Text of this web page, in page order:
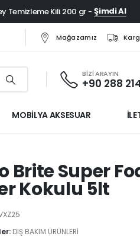
Temizleme Kili 200 gr - Şimdi Al
Mağazamız
BİZİ ARAYIN
+90 288
MOBİLYA AKSESUAR
Brite Super
Kokulu 5lt
DIŞ BAKIM ÜRÜNLERİ